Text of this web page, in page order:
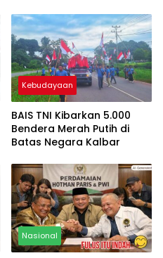
Sutarman
Kebudayaan
BAIS TNI Kibarkan 5.000
Bendera Merah Putih di
Batas Negara Kalbar
Nasional